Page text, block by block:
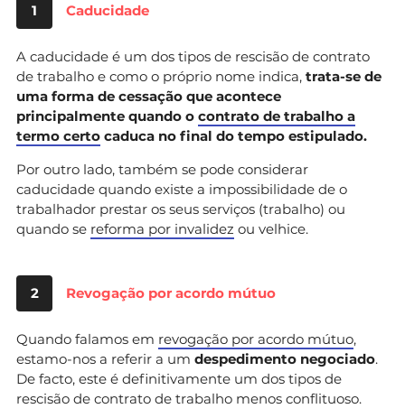
1 Caducidade
A caducidade é um dos tipos de rescisão de contrato
de trabalho e como o próprio nome indica, trata-se de
uma forma de cessação que acontece
principalmente quando o contrato de trabalho a
termo certo caduca no final do tempo estipulado.
Por outro lado, também se pode considerar
caducidade quando existe a impossibilidade de o
trabalhador prestar os seus serviços (trabalho) ou
quando se reforma por invalidez ou velhice.
2 Revogação por acordo mútuo
Quando falamos em revogação por acordo mútuo,
estamo-nos a referir a um despedimento negociado.
De facto, este é definitivamente um dos tipos de
rescisão de contrato de trabalho menos conflituoso.